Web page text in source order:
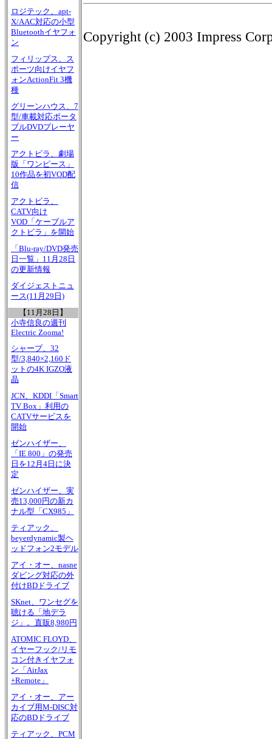
ロジテック、apt-
X/AAC対応の小型
Bluetoothイヤフォ
ン
フィリップス、ス
ポーツ向けイヤフ
ォンActionFit 3機
種
グリーンハウス、7
型/車載対応ポータ
ブルDVDプレーヤ
ー
アクトビラ、劇場
版「ワンピース」
10作品を初VOD配
信
アクトビラ、
CATV向け
VOD「ケーブルア
クトビラ」を開始
「Blu-ray/DVD発売
日一覧」11月28日
の更新情報
ダイジェストニュ
ース(11月29日)
【11月28日】
小寺信良の週刊
Electric Zooma!
シャープ、32
型/3,840×2,160ド
ットの4K IGZO液
晶
JCN、KDDI「Smart
TV Box」利用の
CATVサービスを
開始
ゼンハイザー、
「IE 800」の発売
日を12月4日に決
定
ゼンハイザー、実
売13,000円の新カ
ナル型「CX985」
ティアック、
beyerdynamic製ヘ
ッドフォン2モデル
アイ・オー、nasne
ダビング対応の外
付けBDドライブ
SKnet、ワンセグを
聴ける「地デラ
ジ」。直販8,980円
ATOMIC FLOYD、
イヤーフック/リモ
コン付きイヤフォ
ン「AirJax
+Remote」
アイ・オー、アー
カイブ用M-DISC対
応のBDドライブ
ティアック、PCM
Copyright (c) 2003 Impress